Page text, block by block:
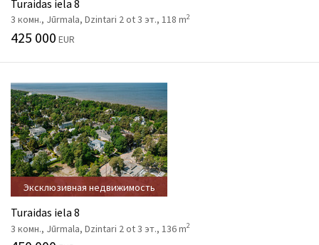
Turaidas iela 8
3 комн., Jūrmala, Dzintari 2 ot 3 эт., 118 m2
425 000 EUR
Эксклюзивная недвижимость
Turaidas iela 8
3 комн., Jūrmala, Dzintari 2 ot 3 эт., 136 m2